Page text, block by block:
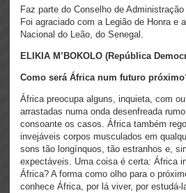
Faz parte do Conselho de
Foi agraciado com a Legião de Honra e
Nacional do Leão, do Senegal.
ELIKIA M’BOKOLO (República
Como será África num futuro
África preocupa alguns, inquieta, com
arrastadas numa onda desenfreada
consoante os casos. África também
invejáveis corpos musculados em
sons tão longínquos, tão estranhos e,
expectáveis. Uma coisa é certa: África
África? A forma como olho para o
conhece África, por lá viver, por estudá-